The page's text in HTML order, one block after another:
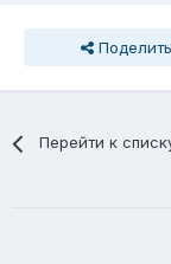
Перейти к